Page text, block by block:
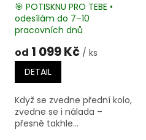
🎯 POTISKNU PRO TEBE •
odesílám do 7–10
pracovních dnů
od 1 099 Kč / ks
DETAIL
Když se zvedne přední kolo,
zvedne se i nálada –
přesně takhle...